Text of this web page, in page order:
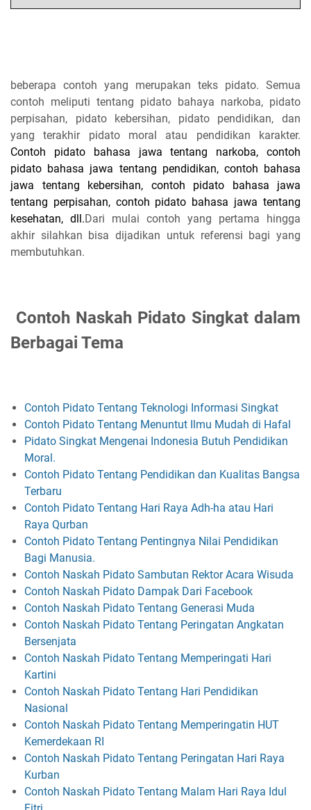
beberapa contoh yang merupakan teks pidato. Semua
contoh meliputi tentang pidato bahaya narkoba, pidato
perpisahan, pidato kebersihan, pidato pendidikan, dan
yang terakhir pidato moral atau pendidikan karakter.
Contoh pidato bahasa jawa tentang narkoba, contoh
pidato bahasa jawa tentang pendidikan, contoh bahasa
jawa tentang kebersihan, contoh pidato bahasa jawa
tentang perpisahan, contoh pidato bahasa jawa tentang
kesehatan, dll.Dari mulai contoh yang pertama hingga
akhir silahkan bisa dijadikan untuk referensi bagi yang
membutuhkan.
Contoh Naskah Pidato Singkat dalam
Berbagai Tema
Contoh Pidato Tentang Teknologi Informasi Singkat
Contoh Pidato Tentang Menuntut Ilmu Mudah di Hafal
Pidato Singkat Mengenai Indonesia Butuh Pendidikan
Moral.
Contoh Pidato Tentang Pendidikan dan Kualitas Bangsa
Terbaru
Contoh Pidato Tentang Hari Raya Adh-ha atau Hari
Raya Qurban
Contoh Pidato Tentang Pentingnya Nilai Pendidikan
Bagi Manusia.
Contoh Naskah Pidato Sambutan Rektor Acara Wisuda
Contoh Naskah Pidato Dampak Dari Facebook
Contoh Naskah Pidato Tentang Generasi Muda
Contoh Naskah Pidato Tentang Peringatan Angkatan
Bersenjata
Contoh Naskah Pidato Tentang Memperingati Hari
Kartini
Contoh Naskah Pidato Tentang Hari Pendidikan
Nasional
Contoh Naskah Pidato Tentang Memperingatin HUT
Kemerdekaan RI
Contoh Naskah Pidato Tentang Peringatan Hari Raya
Kurban
Contoh Naskah Pidato Tentang Malam Hari Raya Idul